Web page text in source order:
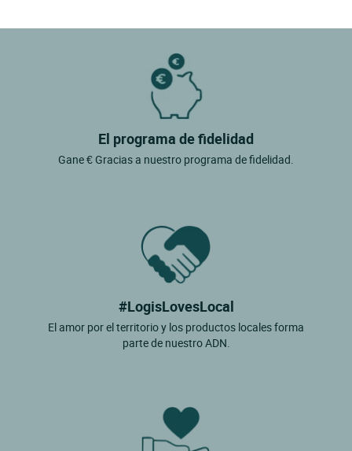
El programa de fidelidad
Gane € Gracias a nuestro programa de fidelidad.
#LogisLovesLocal
El amor por el territorio y los productos locales forma
parte de nuestro ADN.